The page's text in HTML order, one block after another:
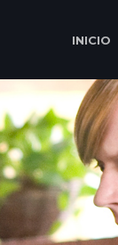
INICIO